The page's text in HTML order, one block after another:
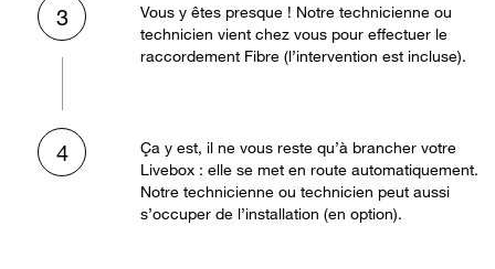
3
Vous y êtes presque ! Notre technicienne ou
technicien vient chez vous pour effectuer le
raccordement Fibre (l’intervention est incluse).
4
Ça y est, il ne vous reste qu’à brancher votre
Livebox : elle se met en route automatiquement.
Notre technicienne ou technicien peut aussi
s’occuper de l’installation (en option).